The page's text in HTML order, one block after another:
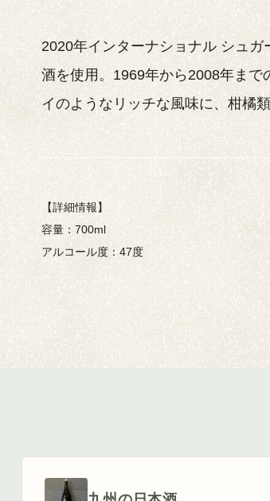
2020年インターナショナル シュ
酒を使用。1969年から2008年ま
イのようなリッチな風味に、柑橘
【詳細情報】
容量：700ml
アルコール度：47度